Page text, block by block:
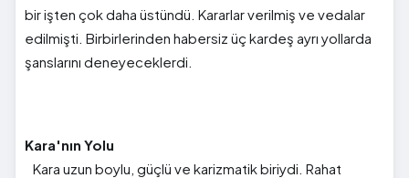
bir işten çok daha üstündü. Kararlar verilmiş ve vedalar
edilmişti. Birbirlerinden habersiz üç kardeş ayrı yollarda
şanslarını deneyeceklerdi.
Kara'nın Yolu
Kara uzun boylu, güçlü ve karizmatik biriydi. Rahat